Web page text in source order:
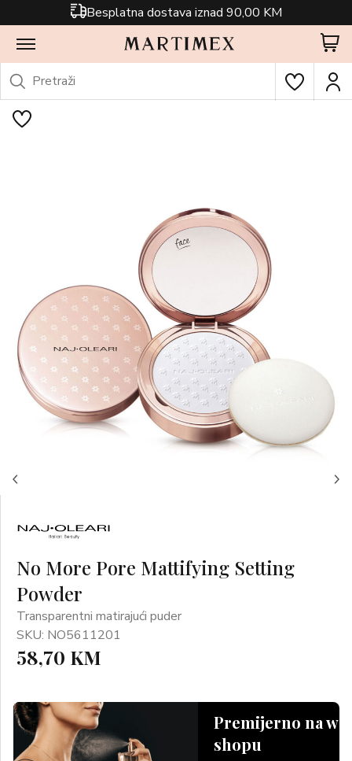
Besplatna dostava iznad 90,00 KM
No More Pore Mattifying Setting
Powder
Transparentni matirajući puder
SKU: NO5611201
58,70 KM
Premijerno na
shopu